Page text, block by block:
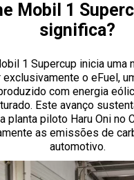
Mobil 1
significa?
1 Supercup inicia uma
exclusivamente o eFuel,
com energia
Este avanço
planta piloto Haru Oni no
as emissões de
automotivo.